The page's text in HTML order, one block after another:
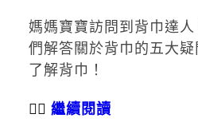
媽媽寶寶訪問到背巾達
們解答關於背巾的五大
了解背巾！
👉🏻 繼續閱讀